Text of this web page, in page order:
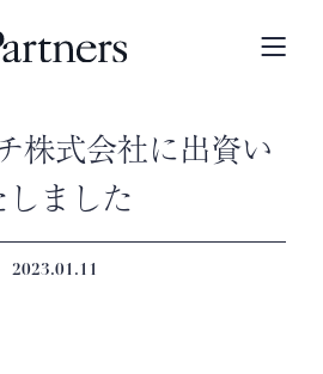
株式会社に出資い
しました
2023.01.11